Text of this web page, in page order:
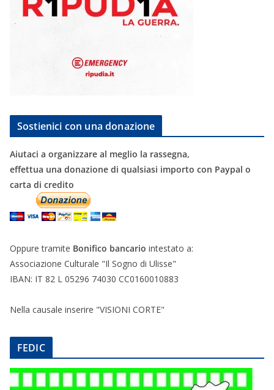
Sostienici con una donazione
Aiutaci a organizzare al meglio la rassegna,
effettua una donazione di qualsiasi importo con Paypal o
carta di credito
Oppure tramite Bonifico bancario intestato a:
Associazione Culturale "Il Sogno di Ulisse"
IBAN: IT 82 L 05296 74030 CC0160010883
Nella causale inserire "VISIONI CORTE"
FEDIC